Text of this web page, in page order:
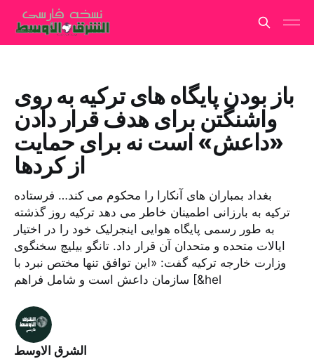
باز بودن پایگاه های ترکیه به روی
واشنگتن برای هدف قرار دادن
«داعش» است نه برای حمایت
از کردها
بغداد بمباران های آنکارا را محکوم می کند… فرستاده
ترکیه به بارزانی اطمینان خاطر می دهد ترکیه روز گذشته
به طور رسمی پایگاه هوایی اینجرلیک خود را در اختیار
ایالات متحده و متحدان آن قرار داد. تانگو بیلیچ سخنگوی
وزارت خارجه ترکیه گفت: «این توافق تنها مختص نبرد با
سازمان داعش است و شامل فراهم [&hel
الشرق الاوسط